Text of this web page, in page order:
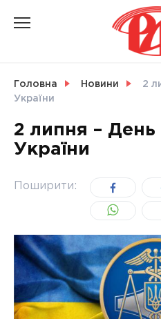
УКРАЇНА
Головна Новини
2
України
2 липня – День
України
Поширити: